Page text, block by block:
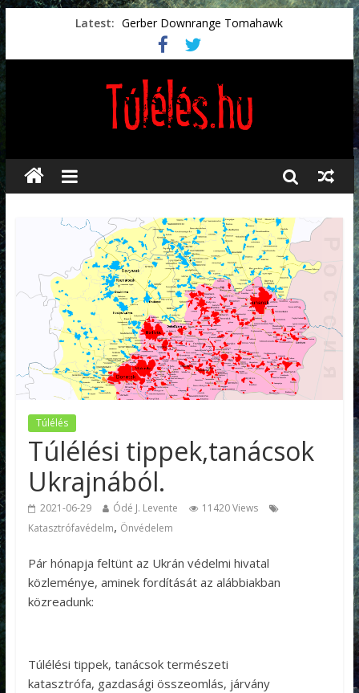
Latest: Gerber Downrange Tomahawk
Vészhelyzeti élelmiszerek
Svéd vészhelyzeti tájékoztató.
Vészhelyzetkezelés
Préselt törlőkendők
Túlélés
Túlélési tippek,tanácsok
Ukrajnából.
2021-06-29 Ódé J. Levente
11420 Views
Katasztrófavédelm, Önvédelem
Pár hónapja feltünt az Ukrán védelmi hivatal
közleménye, aminek fordítását az alábbiakban
közreadunk:
Túlélési tippek, tanácsok természeti
katasztrófa, gazdasági összeomlás, járvány